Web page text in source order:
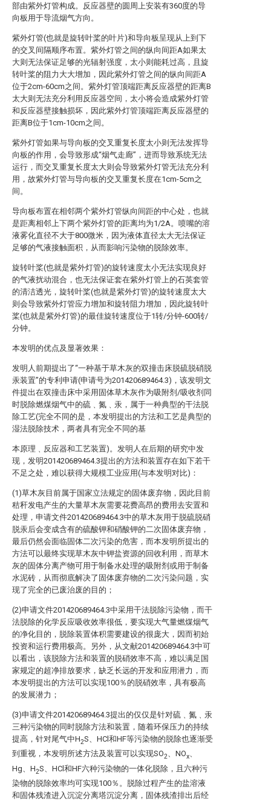
部由紫外灯管构成。反应器壁的圆周上安装有360度的导
向板用于导流烟气方向。
紫外灯管(也就是旋转叶桨的叶片)和导向板呈现从上到下
的交叉间隔顺序布置。紫外灯管之间的纵向间距A如果太
大则无法保证足够的光辐射强度，太小则能耗过高，且旋
转叶桨的阻力大大增加，因此紫外灯管之间的纵向间距A
位于2cm-60cm之间。紫外灯管顶端距离反应器壁的距离B
太大则无法充分利用反应器空间，太小将会造成紫外灯管
和反应器壁接触损坏，因此紫外灯管顶端距离反应器壁的
距离B位于1cm-10cm之间。
紫外灯管如果与导向板的交叉重复长度太小则无法发挥导
向板的作用，会导致形成“烟气走廊”，进而导致系统无法
运行，而交叉重复长度太大则会导致紫外灯管无法充分利
用，故紫外灯管与导向板的交叉重复长度在1cm-5cm之
间。
导向板布置在相邻两个紫外灯管纵向间距的中心处，也就
是距离相邻上下两个紫外灯管的距离均为1/2A。喷嘴的溶
液雾化直径不大于800微米，因为液体直径太大无法保证
足够的气液接触面积，从而影响污染物的脱除效率。
旋转叶桨(也就是紫外灯管)的旋转速度太小无法实现良好
的气液扰动混合，也无法保证套在紫外灯管上的石英套管
的清洁透光，旋转叶桨(也就是紫外灯管)的旋转速度太大
则会导致紫外灯管应力增加和旋转阻力增加，因此旋转叶
桨(也就是紫外灯管)的最佳旋转速度位于1转/分钟-600转/
分钟。
本发明的优点及显著效果：
发明人前期提出了“一种基于草木灰的双撞击床脱硫脱硝脱
汞装置”的专利申请(申请号为201420689464.3)，该发明文
件提出在双撞击床中采用固体草木灰作为吸附剂/吸收剂同
时脱除燃煤烟气中的硫﹑氮﹑汞，属于一种典型的干法脱
除工艺(完全不同的是，本发明提出的方法和工艺是典型的
湿法脱除技术，两者具有完全不同的基
本原理﹑反应器和工艺装置)。发明人在后期的研究中发
现，发明201420689464.3提出的方法和装置存在如下若干
不足之处，难以获得大规模工业应用(与本发明对比)：
(1)草木灰目前属于国家立法规定的固体废弃物，因此目前
秸秆发电产生的大量草木灰需要花费高昂的费用去安置和
处理，申请文件201420689464.3中的草木灰用于脱硫脱硝
脱汞后会变成含有的硫酸钾和硝酸钾的二次固体废弃物，
最后仍然会面临固体二次污染的危害，而本发明所提出的
方法可以最终实现草木灰中钾盐资源的回收利用，而草木
灰的固体分离产物可用于制备水处理的吸附剂或用于制备
水泥砖，从而彻底解决了固体废弃物的二次污染问题，实
现了完全的已废治废的目的；
(2)申请文件201420689464.3中采用干法脱除污染物，而干
法脱除的化学反应吸收效率很低，要实现大气量燃煤烟气
的净化目的，脱除装置体积需要建设的很庞大，因而初始
投资和运行费用极高。另外，从文献201420689464.3中可
以看出，该脱除方法和装置的脱硝效率不高，难以满足国
家规定的超净排放要求，缺乏长远的开发和应用潜力，而
本发明提出的方法可以实现100％的脱硝效率，具有极高
的发展潜力；
(3)申请文件201420689464.3提出的仅仅是针对硫﹑氮﹑汞
三种污染物的同时脱除方法和装置，随着环保压力的持续
提高，针对尾气中H2S、HCl和HF等污染物的脱除也逐渐受
到重视，本发明所述方法及装置可以实现SO2、NOx、
Hg、H2S、HCl和HF六种污染物的一体化脱除，且六种污
染物的脱除效率均可实现100％。脱除过程产生的盐溶液
和固体残渣进入沉淀分离塔沉淀分离，固体残渣排出后经